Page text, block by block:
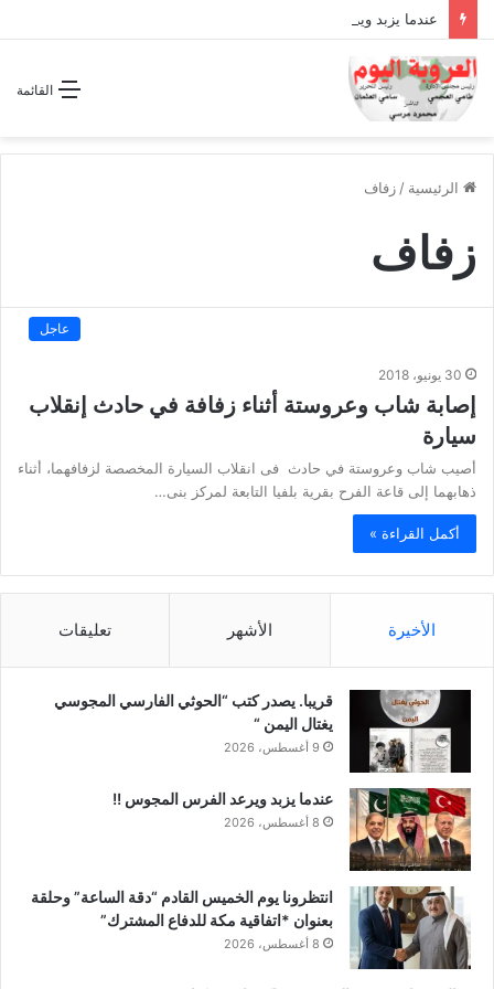
عندما يزبد ويرعد الفرس المجوس !!
القائمة
الرئيسية / زفاف
زفاف
عاجل
30 يونيو، 2018
إصابة شاب وعروستة أثناء زفافة في حادث إنقلاب
سيارة
أصيب شاب وعروستة في حادث فى انقلاب السيارة المخصصة لزفافهما، أثناء
ذهابهما إلى قاعة الفرح بقرية بلفيا التابعة لمركز بنى…
أكمل القراءة »
الأخيرة الأشهر تعليقات
قريبا. يصدر كتب “الحوثي الفارسي المجوسي
يغتال اليمن “
9 أغسطس، 2026
عندما يزبد ويرعد الفرس المجوس !!
8 أغسطس، 2026
انتظرونا يوم الخميس القادم “دقة الساعة” وحلقة
بعنوان *اتفاقية مكة للدفاع المشترك”
8 أغسطس، 2026